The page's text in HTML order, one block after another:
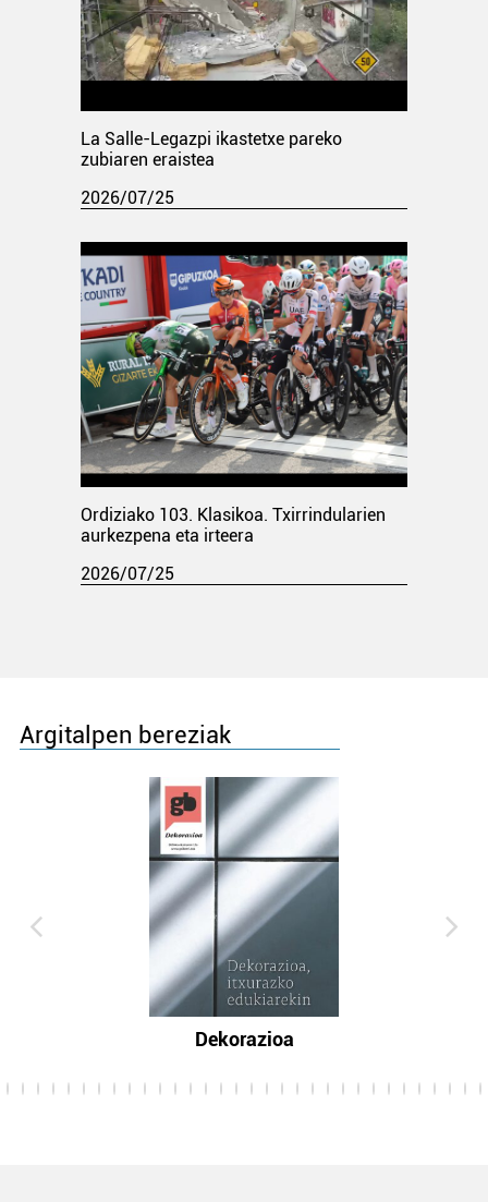
La Salle-Legazpi ikastetxe pareko
zubiaren eraistea
2026/07/25
Ordiziako 103. Klasikoa. Txirrindularien
aurkezpena eta irteera
2026/07/25
Argitalpen bereziak
Dekorazioa